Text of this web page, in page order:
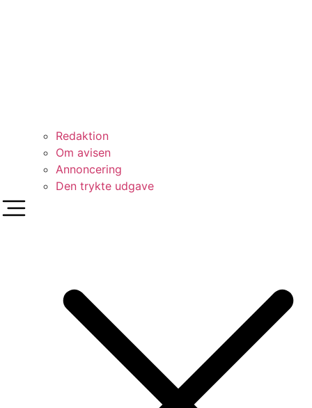
Redaktion
Om avisen
Annoncering
Den trykte udgave